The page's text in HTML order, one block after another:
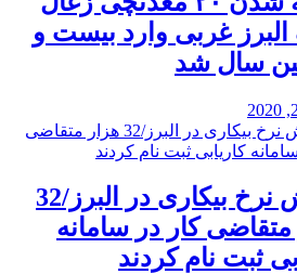
غربی وارد بیست و
سال شد
کاهش نرخ بیکاری در البرز/32
متقاضی کار در سامانه
ثبت نام کردند